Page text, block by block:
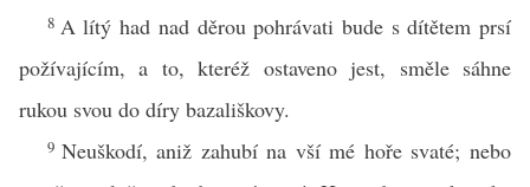
8 A lítý had nad děrou pohrávati bude s dítětem prsí
požívajícím, a to, kteréž ostaveno jest, směle sáhne
rukou svou do díry bazališkovy.
9 Neuškodí, aniž zahubí na vší mé hoře svaté; nebo